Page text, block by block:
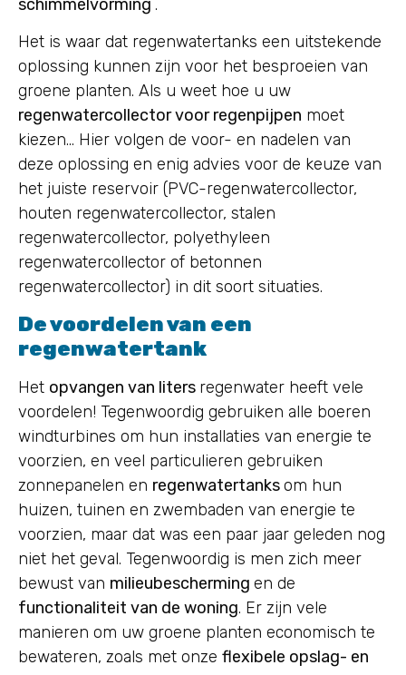
schimmelvorming .
Het is waar dat regenwatertanks een uitstekende
oplossing kunnen zijn voor het besproeien van
groene planten. Als u weet hoe u uw
regenwatercollector voor regenpijpen moet
kiezen… Hier volgen de voor- en nadelen van
deze oplossing en enig advies voor de keuze van
het juiste reservoir (PVC-regenwatercollector,
houten regenwatercollector, stalen
regenwatercollector, polyethyleen
regenwatercollector of betonnen
regenwatercollector) in dit soort situaties.
De voordelen van een
regenwatertank
Het opvangen van liters regenwater heeft vele
voordelen! Tegenwoordig gebruiken alle boeren
windturbines om hun installaties van energie te
voorzien, en veel particulieren gebruiken
zonnepanelen en regenwatertanksom hun
huizen, tuinen en zwembaden van energie te
voorzien, maar dat was een paar jaar geleden nog
niet het geval. Tegenwoordig is men zich meer
bewust van milieubescherming en de
functionaliteit van de woning. Er zijn vele
manieren om uw groene planten economisch te
bewateren, zoals met onze flexibele opslag- en